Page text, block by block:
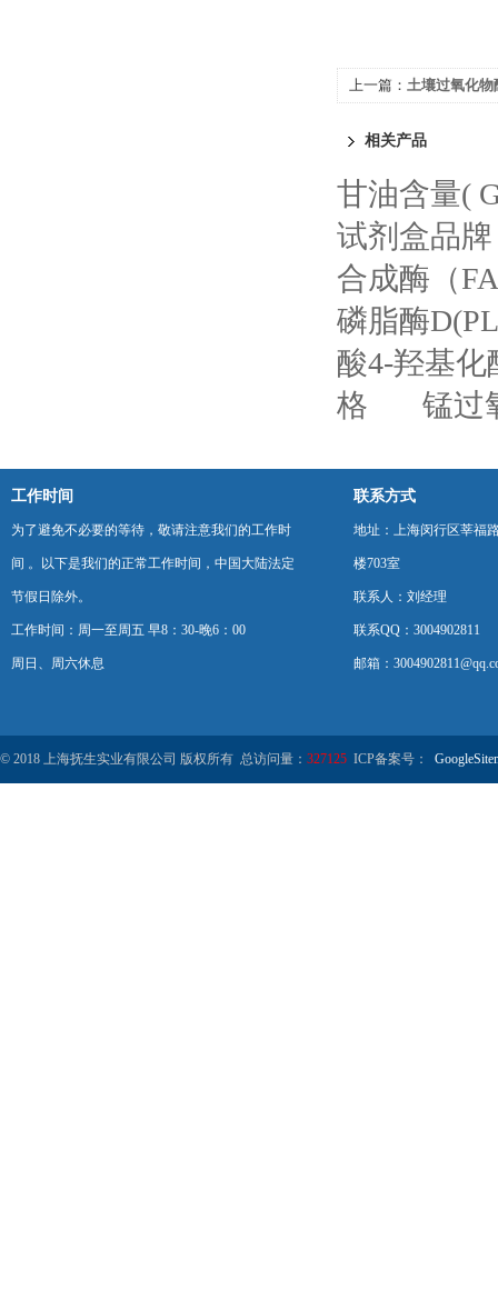
上一篇： 土壤过氧化物
相关产品
甘油含量(
试剂盒品牌
合成酶（
磷脂酶
酸4-羟基化
格
锰过
工作时间
为了避免不必要的等待，敬请注意我们的工作时
间 。以下是我们的正常工作时间，中国大陆法定
节假日除外。
工作时间：周一至周五 早8：30-晚6：00
周日、周六休息
联系方式
地址：上海闵行区莘福
楼703室
联系人：刘经理
联系QQ：3004902811
邮箱：
© 2018 上海抚生实业有限公司 版权所有 总访问量： 327125 ICP备案号：